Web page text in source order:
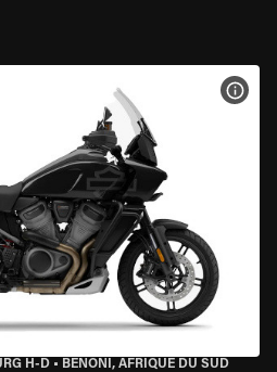
H-D • BENONI, AFRIQUE DU SUD